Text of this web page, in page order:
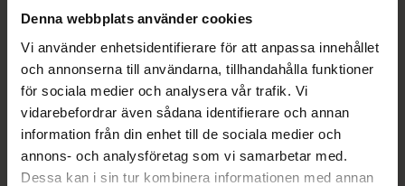
Denna webbplats använder cookies
Vi använder enhetsidentifierare för att anpassa innehållet
och annonserna till användarna, tillhandahålla funktioner
för sociala medier och analysera vår trafik. Vi
vidarebefordrar även sådana identifierare och annan
information från din enhet till de sociala medier och
annons- och analysföretag som vi samarbetar med.
Dessa kan i sin tur kombinera informationen med annan
friskt. Den lätta och bekväma passformen gör
att du kan skapa en frisyr med volym, rörelse
och ett naturligt, följsamt fall utan slitage.
Perfekt för dig som vill ha lyft vid rötterna,
mjuka vågor längs längderna eller mer
definierade lockar, samtidigt som håret
skyddas från friktion.
Jämförpris 166,33 kr/st